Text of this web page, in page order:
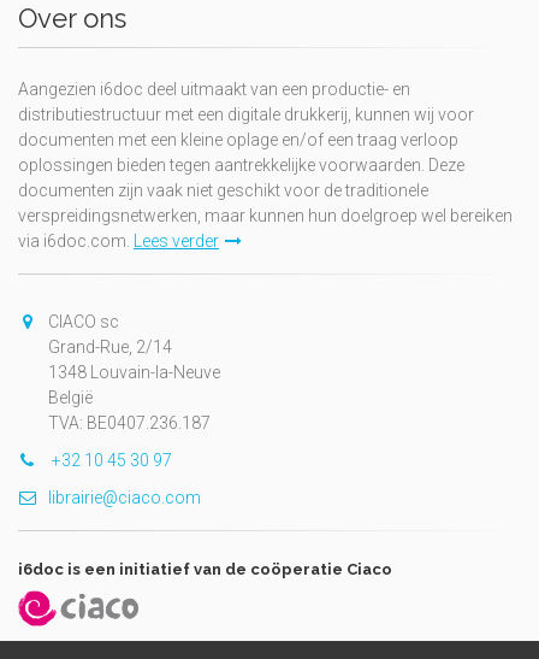
Over ons
Aangezien i6doc deel uitmaakt van een productie- en
distributiestructuur met een digitale drukkerij, kunnen wij voor
documenten met een kleine oplage en/of een traag verloop
oplossingen bieden tegen aantrekkelijke voorwaarden. Deze
documenten zijn vaak niet geschikt voor de traditionele
verspreidingsnetwerken, maar kunnen hun doelgroep wel bereiken
via i6doc.com.
Lees verder
CIACO sc
Grand-Rue, 2/14
1348 Louvain-la-Neuve
België
TVA: BE0407.236.187
+32 10 45 30 97
librairie@ciaco.com
i6doc is een initiatief van de coöperatie Ciaco